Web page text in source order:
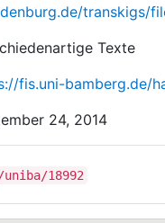
transkigs/
Texte
fis.uni-bamberg.de/
24, 2014
18992